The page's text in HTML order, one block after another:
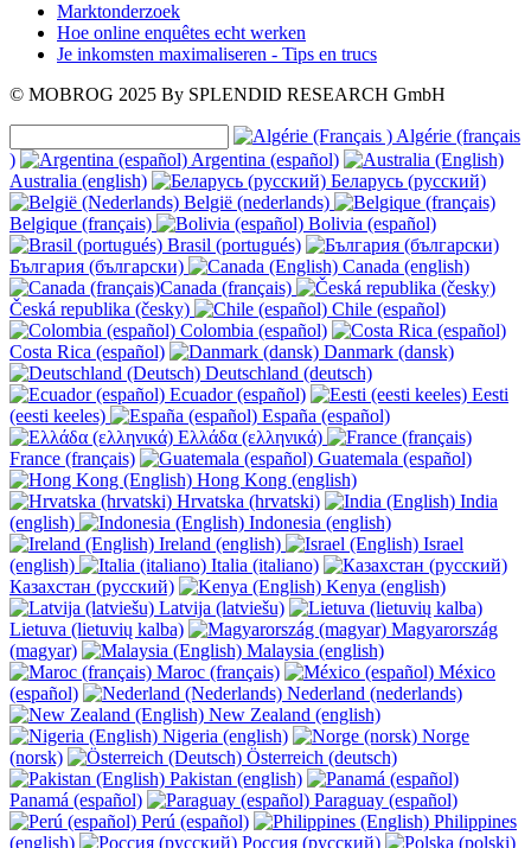
Marktonderzoek
Hoe online enquêtes echt werken
Je inkomsten maximaliseren - Tips en trucs
© MOBROG 2025 By SPLENDID RESEARCH GmbH
Algérie (français
)
Argentina (español)
Australia (english)
Беларусь (русский)
België (nederlands)
Belgique (français)
Bolivia (español)
Brasil (portugués)
България (български)
Canada (english)
Canada (français)
Česká republika (česky)
Chile (español)
Colombia (español)
Costa Rica (español)
Danmark (dansk)
Deutschland (deutsch)
Ecuador (español)
Eesti
(eesti keeles)
España (español)
Ελλάδα (ελληνικά)
France (français)
Guatemala (español)
Hong Kong (english)
Hrvatska (hrvatski)
India
(english)
Indonesia (english)
Ireland (english)
Israel
(english)
Italia (italiano)
Казахстан (русский)
Kenya (english)
Latvija (latviešu)
Lietuva (lietuvių kalba)
Magyarország
(magyar)
Malaysia (english)
Maroc (français)
México
(español)
Nederland (nederlands)
New Zealand (english)
Nigeria (english)
Norge
(norsk)
Österreich (deutsch)
Pakistan (english)
Panamá (español)
Paraguay (español)
Perú (español)
Philippines
(english)
Россия (русский)